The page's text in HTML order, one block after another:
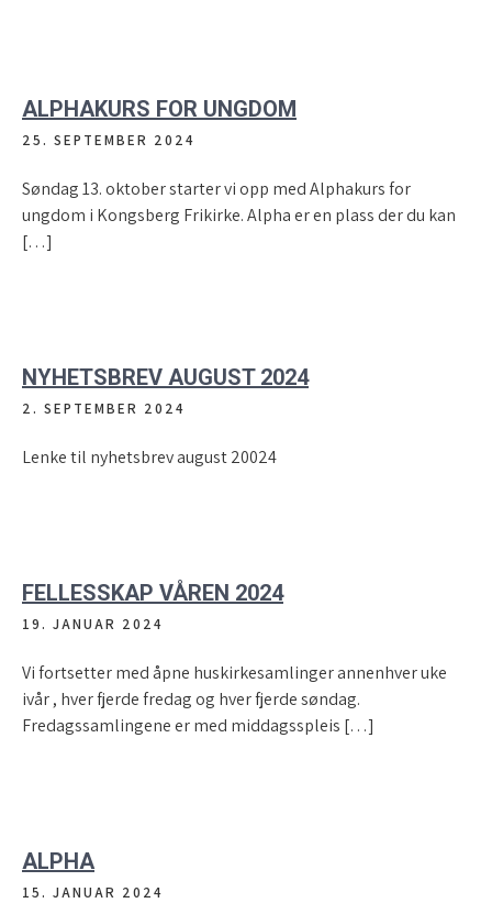
ALPHAKURS FOR UNGDOM
25. SEPTEMBER 2024
Søndag 13. oktober starter vi opp med Alphakurs for
ungdom i Kongsberg Frikirke. Alpha er en plass der du kan
[…]
NYHETSBREV AUGUST 2024
2. SEPTEMBER 2024
Lenke til nyhetsbrev august 20024
FELLESSKAP VÅREN 2024
19. JANUAR 2024
Vi fortsetter med åpne huskirkesamlinger annenhver uke
ivår , hver fjerde fredag og hver fjerde søndag.
Fredagssamlingene er med middagsspleis […]
ALPHA
15. JANUAR 2024